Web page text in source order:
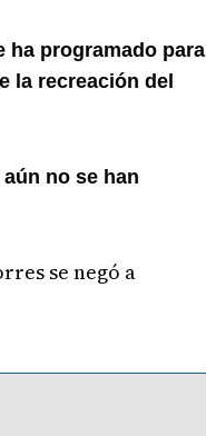
ha programado para
la recreación del
no se han
se negó a